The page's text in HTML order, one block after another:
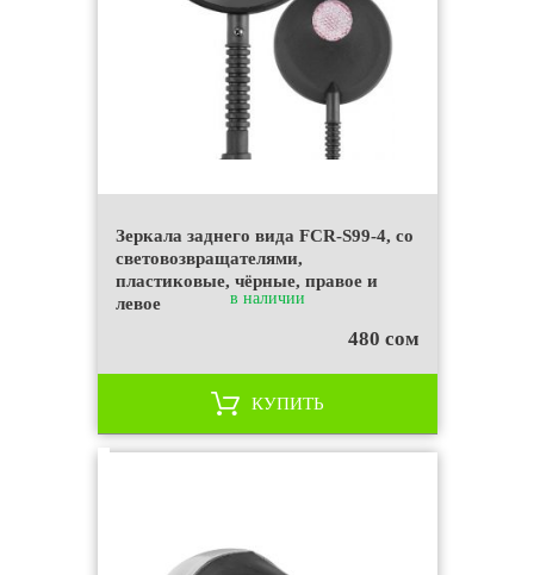
Зеркала заднего вида FCR-S99-4, со
световозвращателями,
пластиковые, чёрные, правое и
левое
в наличии
480 сом
КУПИТЬ